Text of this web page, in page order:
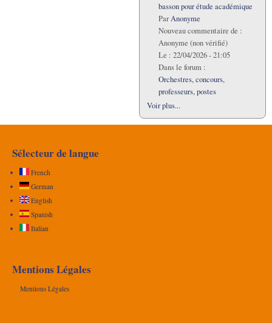
basson pour étude académique
ParAnonyme
Nouveau commentaire de :
Anonyme (non vérifié)
Le : 22/04/2026 - 21:05
Dans le forum :
Orchestres, concours,
professeurs, postes
Voir plus...
Sélecteur de langue
French
German
English
Spanish
Italian
Mentions Légales
Mentions Légales